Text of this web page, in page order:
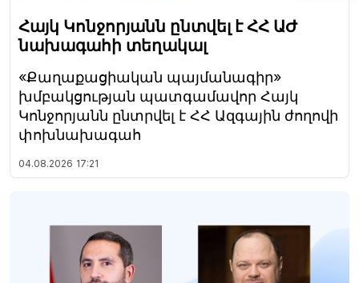
Հայկ Կոնջորյանն ընտվել է ՀՀ ԱԺ
նախագահի տեղակալ
«Քաղաքացիական պայմանագիր»
խմբակցության պատգամավոր Հայկ
Կոնջորյանն ընտրվել է ՀՀ Ազգային ժողովի
փոխնախագահ
04.08.2026 17:21